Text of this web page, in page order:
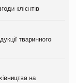
клієнтів
тваринного
на
клієнтів
тваринного
на
клієнтів
тваринного
на